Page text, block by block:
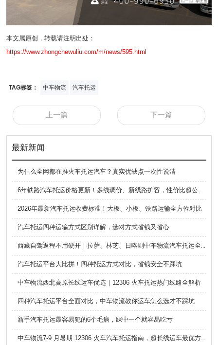
本文属原创，转载请注明出处：
https://www.zhongchewuliu.com/m/news/595.html
TAG标签： 中车物流 汽车托运
上一篇 下一篇
最新新闻
为什么全网都在推火车托运汽车？真实优缺点一次性说清
6年铁路汽车托运价格更新！多线调价、新线路扩容，性价比超公路大板车
2026年最新汽车托运收费标准！大板、小板、铁路运输全方位对比
汽车托运四种运输方式区别详解，选对方式省钱又省心
西藏自驾返程不用硬开｜拉萨、林芝、日喀则中车物流汽车托运全指南
汽车托运平台大比拼！四种托运方式对比，省钱安全不踩坑
中车物流西北高原长线运车优选｜12306 火车托运热门线路全解析
四种汽车托运平台全面对比，中车物流教你运车怎么选才不踩坑
新手汽车托运最容易犯的6个毛病，踩中一个就容易吃亏
中车物流7-9 月暑期 12306 火车汽车托运指南，超长线运车最优方案